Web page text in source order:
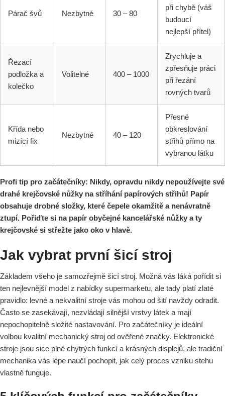
Párač švů Nezbytné 30 – 80
při chybě (váš
budoucí
nejlepší přítel)
Řezací
podložka a
kolečko
Volitelné 400 – 1000
Zrychluje a
zpřesňuje práci
při řezání
rovných tvarů
Křída nebo
mizící fix
Nezbytné 40 – 120
Přesné
obkreslování
střihů přímo na
vybranou látku
Profi tip pro začátečníky: Nikdy, opravdu nikdy nepoužívejte své
drahé krejčovské nůžky na stříhání papírových střihů! Papír
obsahuje drobné složky, které čepele okamžitě a nenávratně
ztupí. Pořiďte si na papír obyčejné kancelářské nůžky a ty
krejčovské si střežte jako oko v hlavě.
Jak vybrat první šicí stroj
Základem všeho je samozřejmě šicí stroj. Možná vás láká pořídit si
ten nejlevnější model z nabídky supermarketu, ale tady platí zlaté
pravidlo: levné a nekvalitní stroje vás mohou od šití navždy odradit.
Často se zasekávají, nezvládají silnější vrstvy látek a mají
nepochopitelně složité nastavování. Pro začátečníky je ideální
volbou kvalitní mechanický stroj od ověřené značky. Elektronické
stroje jsou sice plné chytrých funkcí a krásných displejů, ale tradiční
mechanika vás lépe naučí pochopit, jak celý proces vzniku stehu
vlastně funguje.